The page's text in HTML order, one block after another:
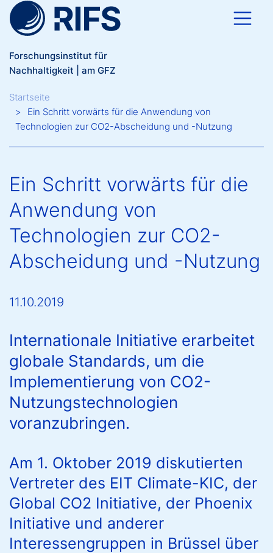
Direkt zum Inhalt
Forschungsinstitut für
Nachhaltigkeit | am GFZ
Breadcrumb
Startseite
Ein Schritt vorwärts für die Anwendung von
Technologien zur CO2-Abscheidung und -Nutzung
Ein Schritt vorwärts für die
Anwendung von
Technologien zur CO2-
Abscheidung und -Nutzung
11.10.2019
Internationale Initiative erarbeitet
globale Standards, um die
Implementierung von CO2-
Nutzungstechnologien
voranzubringen.
Am 1. Oktober 2019 diskutierten
Vertreter des EIT Climate-KIC, der
Global CO2 Initiative, der Phoenix
Initiative und anderer
Interessengruppen in Brüssel über